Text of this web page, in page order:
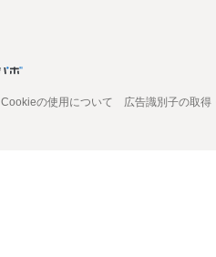
Cookieの使用について 広告識別子の取得